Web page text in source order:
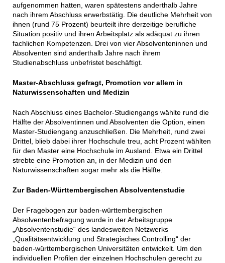
aufgenommen hatten, waren spätestens anderthalb Jahre
nach ihrem Abschluss erwerbstätig. Die deutliche Mehrheit von
ihnen (rund 75 Prozent) beurteilt ihre derzeitige berufliche
Situation positiv und ihren Arbeitsplatz als adäquat zu ihren
fachlichen Kompetenzen. Drei von vier Absolventeninnen und
Absolventen sind anderthalb Jahre nach ihrem
Studienabschluss unbefristet beschäftigt.
Master-Abschluss gefragt, Promotion vor allem in
Naturwissenschaften und Medizin
Nach Abschluss eines Bachelor-Studiengangs wählte rund die
Hälfte der Absolventinnen und Absolventen die Option, einen
Master-Studiengang anzuschließen. Die Mehrheit, rund zwei
Drittel, blieb dabei ihrer Hochschule treu, acht Prozent wählten
für den Master eine Hochschule im Ausland. Etwa ein Drittel
strebte eine Promotion an, in der Medizin und den
Naturwissenschaften sogar mehr als die Hälfte.
Zur Baden-Württembergischen Absolventenstudie
Der Fragebogen zur baden-württembergischen
Absolventenbefragung wurde in der Arbeitsgruppe
„Absolventenstudie“ des landesweiten Netzwerks
„Qualitätsentwicklung und Strategisches Controlling“ der
baden-württembergischen Universitäten entwickelt. Um den
individuellen Profilen der einzelnen Hochschulen gerecht zu